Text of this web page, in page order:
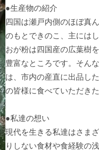
●生産物の紹介
四国は瀬戸内側のほぼ真
のもとできのこ、主には
おが粉は四国産の広葉樹
豊富なところです。そん
は、市内の産直に出品し
の皆様に食べていただき
●私達の想い
現代を生きる私達はさま
りしない食材や食経験の